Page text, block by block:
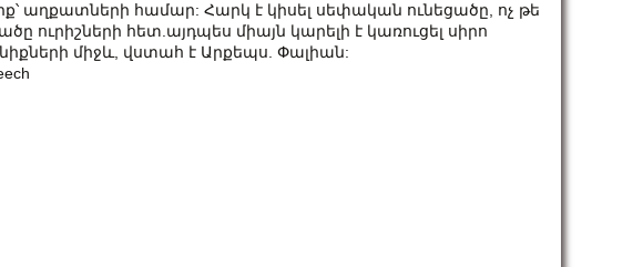
աղքատների համար: Հարկ է կիսել սեփական ունեցածը, ոչ թե
ուրիշների հետ.այդպես միայն կարելի է կառուցել սիրո
միջև, վստահ է Արքեպս. Փալիան: